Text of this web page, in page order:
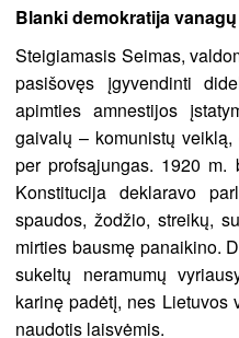
Blanki demokratija
Steigiamasis Seimas,
pasišovęs įgyvendinti
apimties amnestijos
gaivalų – komunistų
per profsąjungas. 1920
Konstitucija deklaravo
spaudos, žodžio, streikų,
mirties bausmę panaikino.
sukeltų neramumų
karinę padėtį, nes Lietuvos
naudotis laisvėmis.